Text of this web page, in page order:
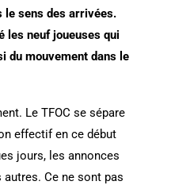
le sens des arrivées.
les neuf joueuses qui
du mouvement dans le
Le TFOC se sépare
effectif en ce début
jours, les annonces
Ce ne sont pas